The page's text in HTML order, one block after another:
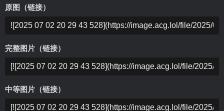
原图（链接）
完整图片（链接）
中等图片（链接）